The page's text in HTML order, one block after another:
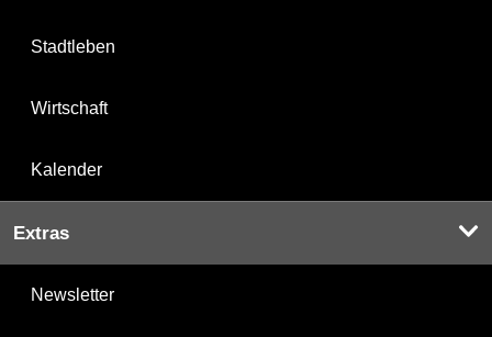
Stadtleben
Wirtschaft
Kalender
Extras
Newsletter